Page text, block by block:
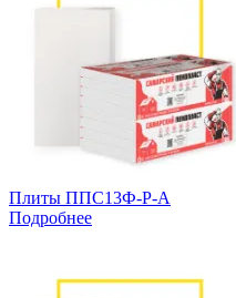
Плиты ППС13Ф-Р-А
Подробнее